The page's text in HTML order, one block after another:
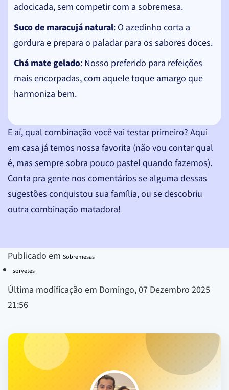
adocicada, sem competir com a sobremesa.
Suco de maracujá natural: O azedinho corta a
gordura e prepara o paladar para os sabores doces.
Chá mate gelado: Nosso preferido para refeições
mais encorpadas, com aquele toque amargo que
harmoniza bem.
E aí, qual combinação você vai testar primeiro? Aqui
em casa já temos nossa favorita (não vou contar qual
é, mas sempre sobra pouco pastel quando fazemos).
Conta pra gente nos comentários se alguma dessas
sugestões conquistou sua família, ou se descobriu
outra combinação matadora!
Publicado em Sobremesas
sorvetes
Última modificação em Domingo, 07 Dezembro 2025
21:56